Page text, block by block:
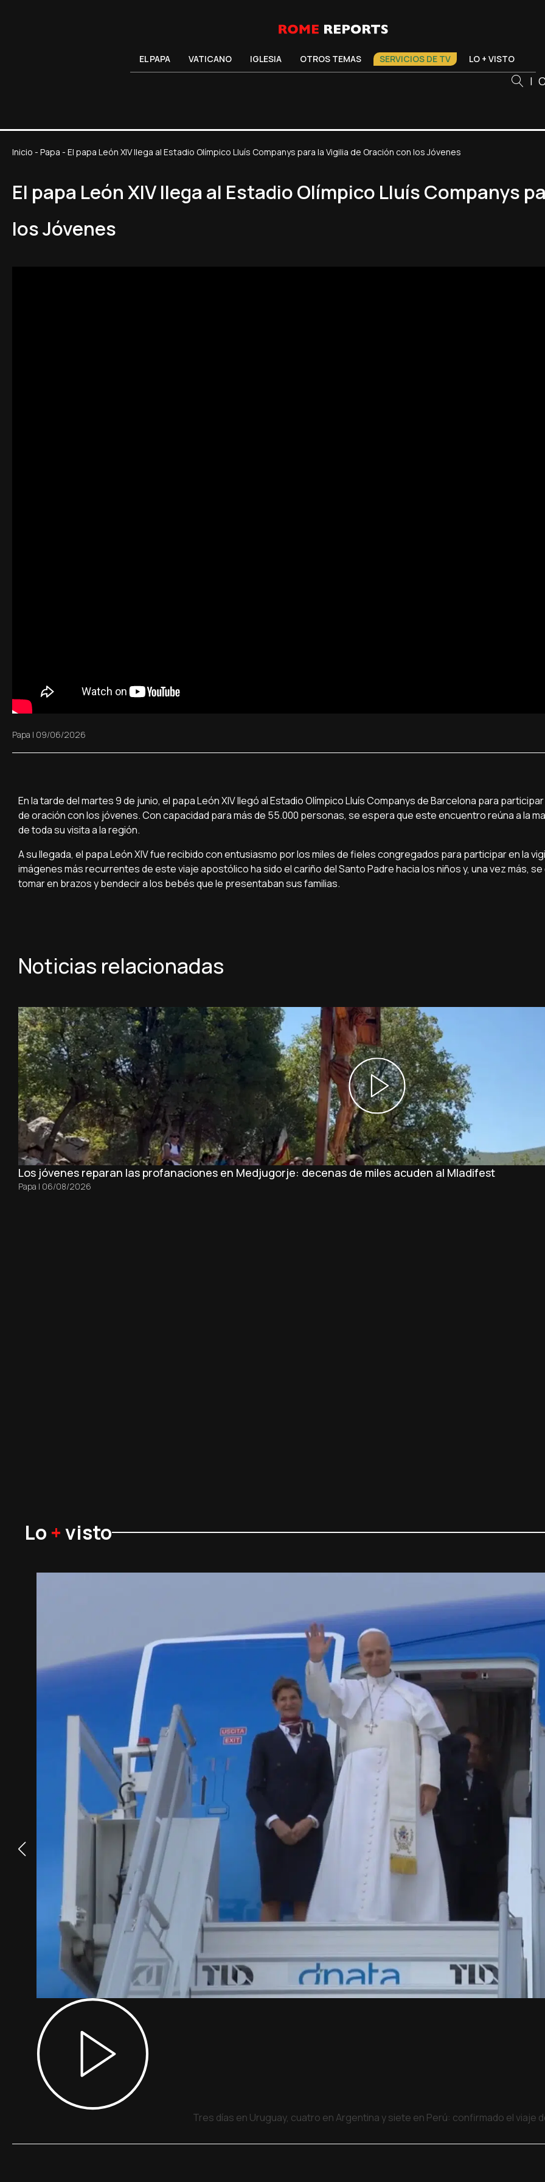
EL PAPA VATICANO IGLESIA OTROS TEMAS SERVICIOS DE TV LO + VISTO
|
Inicio - Papa - El papa León XIV llega al Estadio Olímpico Lluís Companys para la Vigilia de Oración con los Jóvenes
El papa León XIV llega al Estadio Olímpico Lluís Companys
los Jóvenes
Papa | 09/06/2026
En la tarde del martes 9 de junio, el papa León XIV llegó al Estadio Olímpico Lluís Companys de Barcelona para participar
de oración con los jóvenes. Con capacidad para más de 55.000 personas, se espera que este encuentro reúna a la
de toda su visita a la región.
A su llegada, el papa León XIV fue recibido con entusiasmo por los miles de fieles congregados para participar en la
imágenes más recurrentes de este viaje apostólico ha sido el cariño del Santo Padre hacia los niños y, una vez más,
tomar en brazos y bendecir a los bebés que le presentaban sus familias.
Noticias relacionadas
Los jóvenes reparan las profanaciones en Medjugorje: decenas de miles acuden al Mladifest
Papa | 06/08/2026
Lo +visto
Tres días en Uruguay, cuatro en Argentina y siete en Perú: confirmado el viaje